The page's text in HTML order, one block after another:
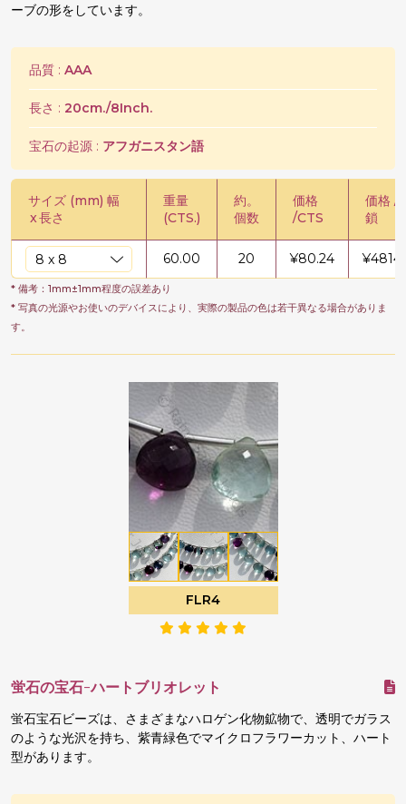
ーブの形をしています。
品質 : AAA
長さ : 20cm./8Inch.
宝石の起源 : アフガニスタン語
サイズ (mm) 幅
x長さ
重量
(CTS.)
約。
個数
価格
/CTS
価格 /
鎖
60.00 20 ¥80.24 ¥
* 備考：1mm±1mm程度の誤差あり
* 写真の光源やお使いのデバイスにより、実際の製品の色は若干異なる場合がありま
す。
FLR4
蛍石の宝石-ハートブリオレット
蛍石宝石ビーズは、さまざまなハロゲン化物鉱物で、透明でガラス
のような光沢を持ち、紫青緑色でマイクロフラワーカット、ハート
型があります。